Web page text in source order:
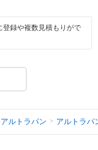
登録や複数見積もりがで
アルトラパン アルトラパ